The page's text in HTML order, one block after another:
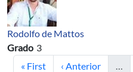
Rodolfo de Mattos
Grado 3
Primera página
« First Página anterior
‹ Anterior …